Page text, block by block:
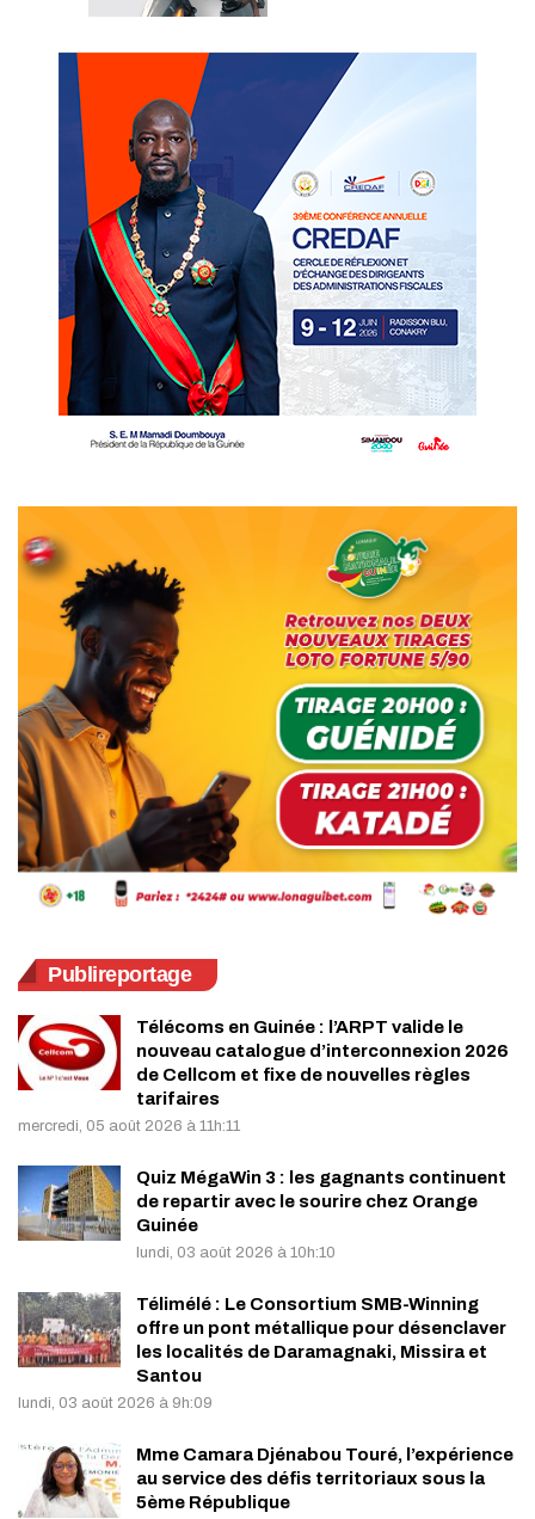
Publireportage
Télécoms en Guinée : l’ARPT valide le
nouveau catalogue d’interconnexion 2026
de Cellcom et fixe de nouvelles règles
tarifaires
mercredi, 05 août 2026 à 11h:11
Quiz MégaWin 3 : les gagnants continuent
de repartir avec le sourire chez Orange
Guinée
lundi, 03 août 2026 à 10h:10
Télimélé : Le Consortium SMB-Winning
offre un pont métallique pour désenclaver
les localités de Daramagnaki, Missira et
Santou
lundi, 03 août 2026 à 9h:09
Mme Camara Djénabou Touré, l’expérience
au service des défis territoriaux sous la
5ème République